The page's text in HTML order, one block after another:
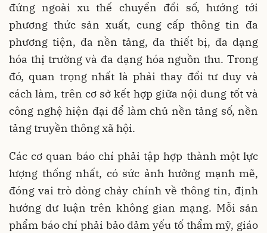
đứng ngoài xu thế chuyển đổi số, hướng tới
phương thức sản xuất, cung cấp thông tin đa
phương tiện, đa nền tảng, đa thiết bị, đa dạng
hóa thị trường và đa dạng hóa nguồn thu. Trong
đó, quan trọng nhất là phải thay đổi tư duy và
cách làm, trên cơ sở kết hợp giữa nội dung tốt và
công nghệ hiện đại để làm chủ nền tảng số, nền
tảng truyền thông xã hội.
Các cơ quan báo chí phải tập hợp thành một lực
lượng thống nhất, có sức ảnh hưởng mạnh mẽ,
đóng vai trò dòng chảy chính về thông tin, định
hướng dư luận trên không gian mạng. Mỗi sản
phẩm báo chí phải bảo đảm yếu tố thẩm mỹ, giáo